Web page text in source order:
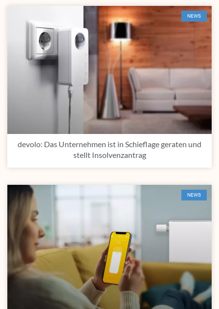
NEWS
devolo: Das Unternehmen ist in Schieflage geraten und
stellt Insolvenzantrag
NEWS